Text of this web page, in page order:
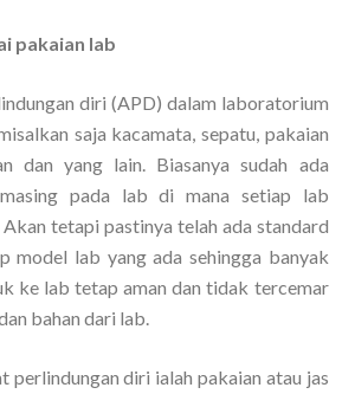
pakaian lab
diri (APD) dalam laboratorium
saja kacamata, sepatu, pakaian
dan yang lain. Biasanya sudah ada
masing pada lab di mana setiap lab
tetapi pastinya telah ada standard
model lab yang ada sehingga banyak
ke lab tetap aman dan tidak tercemar
bahan dari lab.
perlindungan diri ialah pakaian atau jas